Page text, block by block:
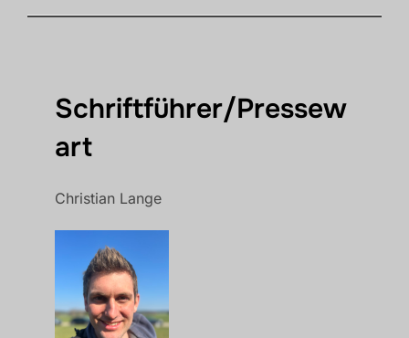
Schriftführer/Pressew
art
Christian Lange